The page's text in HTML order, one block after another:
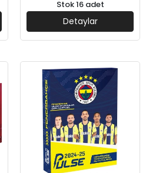
Stok 16 adet
Detaylar